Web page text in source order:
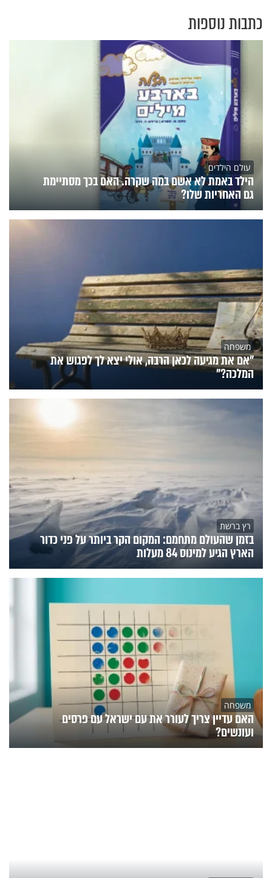
כתבות נוספות
עולם הילדים
הילד באמת לא אשם במה שקרה. האם בכך מסתיימת
גם האחריות שלו?
משפחה
"אם את מגיעה לכאן הרבה, אולי יצא לך לפגוש את
המלכה?"
רץ ברשת
בזמן שהעולם מתחמם: המקום הקר ביותר על פני כדור
הארץ הגיע למינוס 84 מעלות
משפחה
האם עדיין צריך לעורר את עם ישראל עם פרסים
ועונשים?